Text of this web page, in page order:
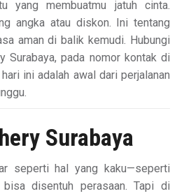
yang membuatmu jatuh cinta.
angka atau diskon. Ini tentang
aman di balik kemudi. Hubungi
Surabaya, pada nomor kontak di
ini adalah awal dari perjalanan
Surabaya
seperti hal yang kaku—seperti
disentuh perasaan. Tapi di